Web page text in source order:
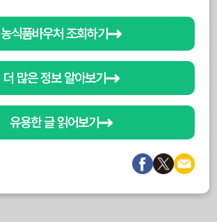
농식품바우처 조회하기
더 많은 정보 알아보기
유용한 글 읽어보기